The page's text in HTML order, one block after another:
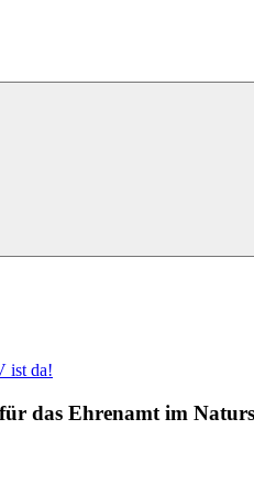
Suchen
ist da!
das Ehrenamt im